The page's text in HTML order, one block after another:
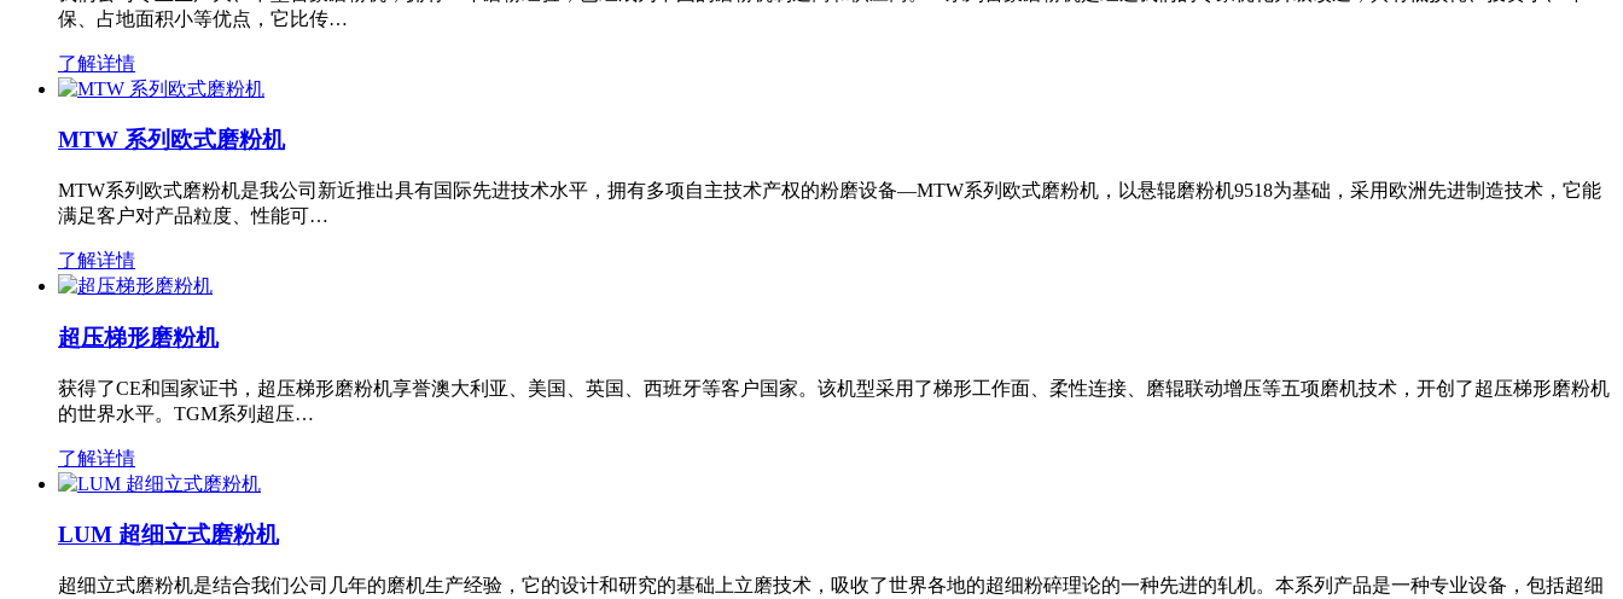
保、占地面积小等优点，它比传…
了解详情
MTW 系列欧式磨粉机
MTW系列欧式磨粉机是我公司新近推出具有国际先进技术水平，拥有多项自主技术产权的粉磨设备—MTW系列欧式磨粉机，以悬辊磨粉机9518为基础，采用欧洲先进制造技术，它能
满足客户对产品粒度、性能可…
了解详情
超压梯形磨粉机
获得了CE和国家证书，超压梯形磨粉机享誉澳大利亚、美国、英国、西班牙等客户国家。该机型采用了梯形工作面、柔性连接、磨辊联动增压等五项磨机技术，开创了超压梯形磨粉机
的世界水平。TGM系列超压…
了解详情
LUM 超细立式磨粉机
超细立式磨粉机是结合我们公司几年的磨机生产经验，它的设计和研究的基础上立磨技术，吸收了世界各地的超细粉碎理论的一种先进的轧机。本系列产品是一种专业设备，包括超细